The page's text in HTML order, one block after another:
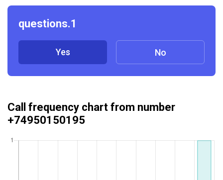
questions.1
Yes No
Call frequency chart from number
+74950150195